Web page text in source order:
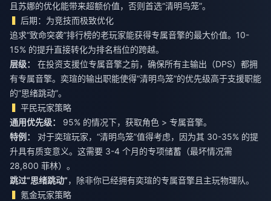
且苏娜的优化能带来超额价值，否则首选“清明鸟笼”。
后期：为竞技而极致优化
追求“致命突袭”排行榜的老玩家能获得专属音擎的最大价值。10-
15% 的提升直接转化为排名档位的跨越。
层级：
在投资支援位专属音擎之前，确保所有主输出（DPS）都拥
有专属音擎。奕瑄的输出职能使得“清明鸟笼”的优先级高于支援职能
的“思绪跳动”。
平民玩家策略
通用优先级：
95% 的情况下，获取角色 > 专属音擎。
特例：
对于奕瑄玩家，“清明鸟笼”值得考虑，因为其 30-35% 的提
升具有质变意义。这需要 3-4 个月的专项储蓄（最坏情况需
28,800 菲林）。
跳过“思绪跳动”，除非你已经拥有奕瑄的专属音擎且主玩物理队。
氪金玩家策略